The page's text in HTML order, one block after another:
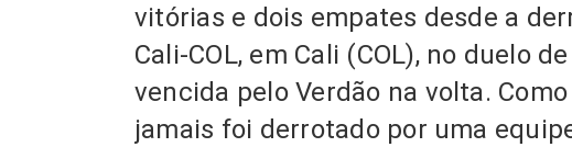
vitórias e dois empates desde a
Cali-COL, em Cali (COL), no duelo
vencida pelo Verdão na volta.
jamais foi derrotado por uma